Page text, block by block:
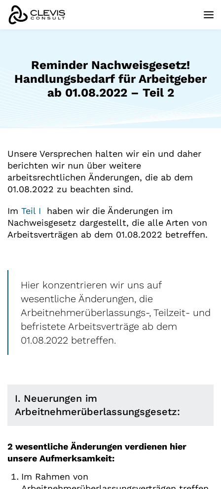
Reminder Nachweisgesetz!
Handlungsbedarf für Arbeitgeber
ab 01.08.2022 – Teil 2
Unsere Versprechen halten wir ein und daher
berichten wir nun über weitere
arbeitsrechtlichen Änderungen, die ab dem
01.08.2022 zu beachten sind.
Im Teil I haben wir die Änderungen im
Nachweisgesetz dargestellt, die alle Arten von
Arbeitsverträgen ab dem 01.08.2022 betreffen.
Hier konzentrieren wir uns auf
wesentliche Änderungen, die
Arbeitnehmerüberlassungs-, Teilzeit- und
befristete Arbeitsverträge ab dem
01.08.2022 betreffen.
I. Neuerungen im
Arbeitnehmerüberlassungsgesetz:
2 wesentliche Änderungen verdienen hier
unsere Aufmerksamkeit:
Im Rahmen von